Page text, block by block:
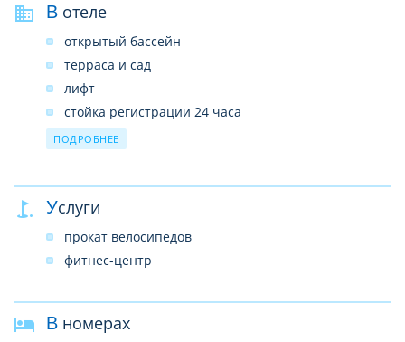
В отеле
открытый бассейн
терраса и сад
лифт
стойка регистрации 24 часа
прокат автомобилей
ПОДРОБНЕЕ
Услуги
прокат велосипедов
фитнес-центр
В номерах